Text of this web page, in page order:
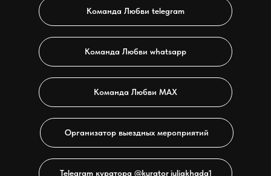
Команда Любви МАХ
Команда Любви whatsapp
Команда Любви telegram
Организатор выездных мероприятий
Telegram куратора @kurator_juliakhada1